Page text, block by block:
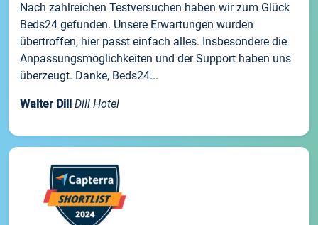
Nach zahlreichen Testversuchen haben wir zum Glück
Beds24 gefunden. Unsere Erwartungen wurden
übertroffen, hier passt einfach alles. Insbesondere die
Anpassungsmöglichkeiten und der Support haben uns
überzeugt. Danke, Beds24...
Walter Dill Dill Hotel